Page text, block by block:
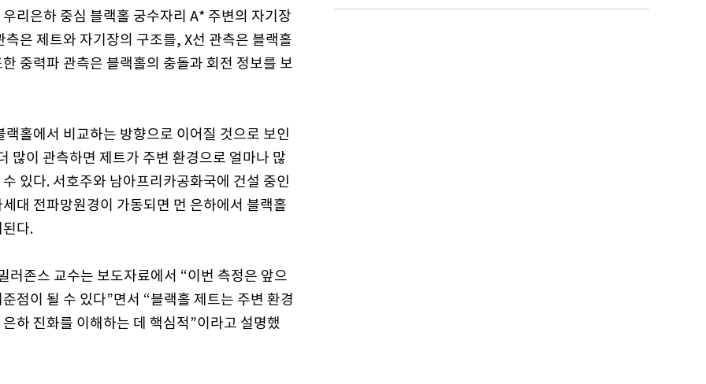
리은하 중심 블랙홀 궁수자리 A* 주변의 자기장
은 제트와 자기장의 구조를, X선 관측은 블랙홀
중력파 관측은 블랙홀의 충돌과 회전 정보를 보
홀에서 비교하는 방향으로 이어질 것으로 보인
많이 관측하면 제트가 주변 환경으로 얼마나 많
있다. 서호주와 남아프리카공화국에 건설 중인
대 전파망원경이 가동되면 먼 은하에서 블랙홀
다.
존스 교수는 보도자료에서 “이번 측정은 앞으
점이 될 수 있다”면서 “블랙홀 제트는 주변 환경
하 진화를 이해하는 데 핵심적”이라고 설명했